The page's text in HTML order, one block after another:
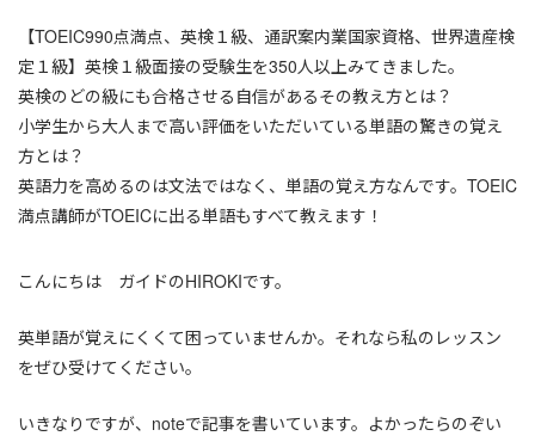
【TOEIC990点満点、英検１級、通訳案内業国家資格、世界遺産検
定１級】英検１級面接の受験生を350人以上みてきました。
英検のどの級にも合格させる自信があるその教え方とは？
小学生から大人まで高い評価をいただいている単語の驚きの覚え
方とは？
英語力を高めるのは文法ではなく、単語の覚え方なんです。TOEIC
満点講師がTOEICに出る単語もすべて教えます！
こんにちは ガイドのHIROKIです。
英単語が覚えにくくて困っていませんか。それなら私のレッスン
をぜひ受けてください。
いきなりですが、noteで記事を書いています。よかったらのぞい